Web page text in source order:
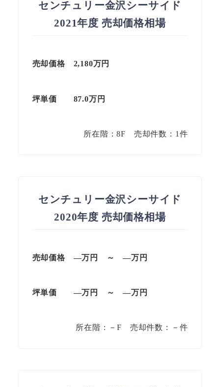
センチュリー金沢シーサイド
2021年度 売却価格相場
売却価格 2,180万円
坪単価 87.0万円
所在階：8F 売却件数：1件
センチュリー金沢シーサイド
2020年度 売却価格相場
売却価格 —万円 ～ —万円
坪単価 —万円 ～—万円
所在階：－F 売却件数：－件